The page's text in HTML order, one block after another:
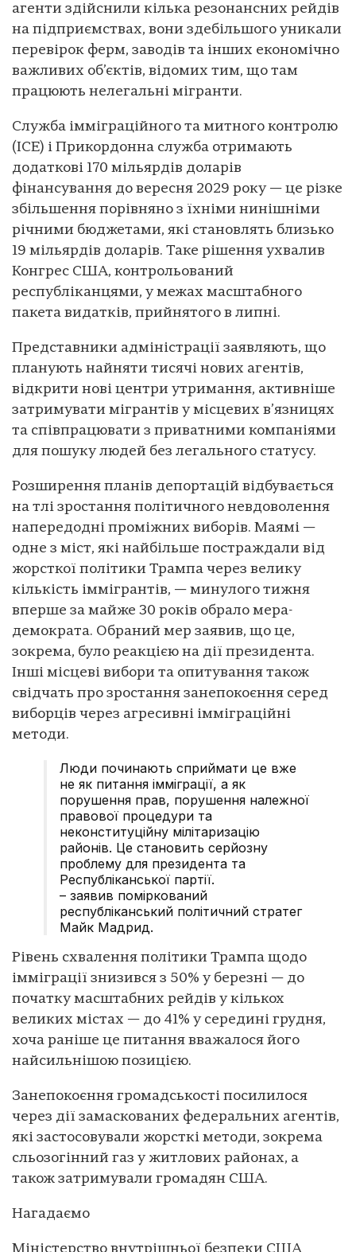
агенти здійснили кілька резонансних рейдів
на підприємствах, вони здебільшого уникали
перевірок ферм, заводів та інших економічно
важливих об’єктів, відомих тим, що там
працюють нелегальні мігранти.
Служба імміграційного та митного контролю
(ICE) і Прикордонна служба отримають
додаткові 170 мільярдів доларів
фінансування до вересня 2029 року — це різке
збільшення порівняно з їхніми нинішніми
річними бюджетами, які становлять близько
19 мільярдів доларів. Таке рішення ухвалив
Конгрес США, контрольований
республіканцями, у межах масштабного
пакета видатків, прийнятого в липні.
Представники адміністрації заявляють, що
планують найняти тисячі нових агентів,
відкрити нові центри утримання, активніше
затримувати мігрантів у місцевих в’язницях
та співпрацювати з приватними компаніями
для пошуку людей без легального статусу.
Розширення планів депортацій відбувається
на тлі зростання політичного невдоволення
напередодні проміжних виборів. Маямі —
одне з міст, які найбільше постраждали від
жорсткої політики Трампа через велику
кількість іммігрантів, — минулого тижня
вперше за майже 30 років обрало мера-
демократа. Обраний мер заявив, що це,
зокрема, було реакцією на дії президента.
Інші місцеві вибори та опитування також
свідчать про зростання занепокоєння серед
виборців через агресивні імміграційні
методи.
Люди починають сприймати це вже
не як питання імміграції, а як
порушення прав, порушення належної
правової процедури та
неконституційну мілітаризацію
районів. Це становить серйозну
проблему для президента та
Республіканської партії.
– заявив поміркований
республіканський політичний стратег
Майк Мадрид.
Рівень схвалення політики Трампа щодо
імміграції знизився з 50% у березні — до
початку масштабних рейдів у кількох
великих містах — до 41% у середині грудня,
хоча раніше це питання вважалося його
найсильнішою позицією.
Занепокоєння громадськості посилилося
через дії замаскованих федеральних агентів,
які застосовували жорсткі методи, зокрема
сльозогінний газ у житлових районах, а
також затримували громадян США.
Нагадаємо